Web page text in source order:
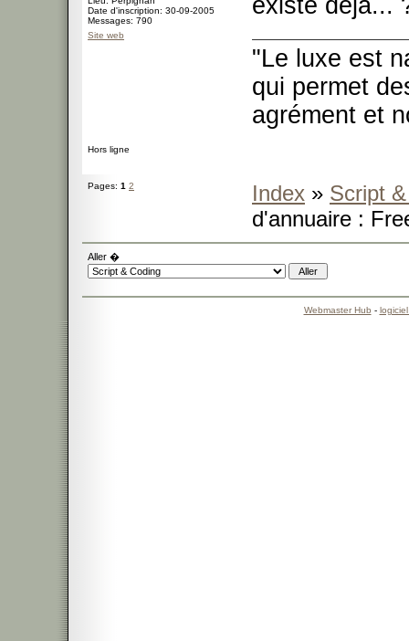
Date d'inscription: 30-09-2005
Messages: 790
Site web
existe déjà...
"Le luxe est
qui permet
agrément et
Hors ligne
Pages: 1 2 Index » Script
d'annuaire :
Aller �
Webmaster Hub -